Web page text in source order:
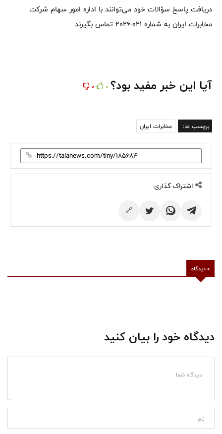
دریافت پاسخ سؤالات خود می‌توانند با اداره امور سهام شرکت
مخابرات ایران به شماره 021-2026 تماس بگیرند
آیا این خبر مفید بود؟ 0
0
برچسب ها: مخابرات ایران
اشتراک گذاری
🔗
0 دیدگاه
دیدگاه خود را بیان کنید